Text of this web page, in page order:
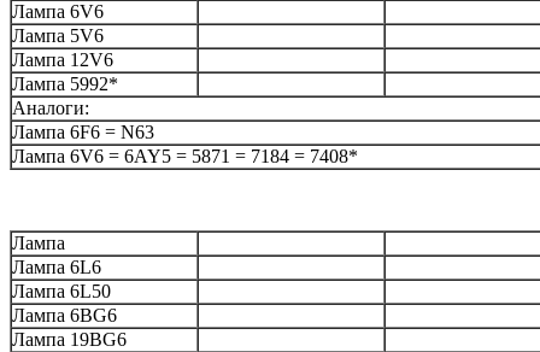
Лампа 6V6
Лампа 5V6
Лампа 12V6
Лампа 5992*
Аналоги:
Лампа 6F6 = N63
Лампа 6V6 = 6AY5 = 5871 = 7184 = 7408*
Лампа
Лампа 6L6
Лампа 6L50
Лампа 6BG6
Лампа 19BG6